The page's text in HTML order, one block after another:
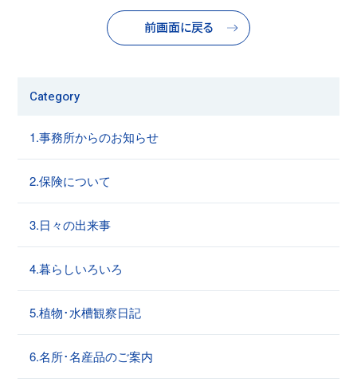
前画面に戻る
Category
1.事務所からのお知らせ
2.保険について
3.日々の出来事
4.暮らしいろいろ
5.植物･水槽観察日記
6.名所･名産品のご案内